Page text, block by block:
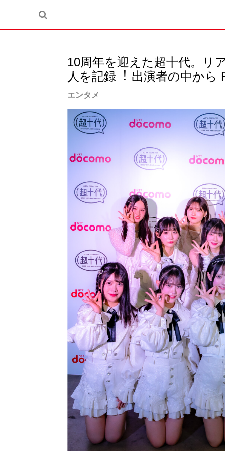
10周年を迎えた超⼗代。リ
⼈を記録︕ 出演者の中から
エンタメ